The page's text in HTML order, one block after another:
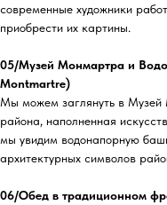
современные художники
приобрести их картины.
05/Музей Монмартра и
Montmartre)
Мы можем заглянуть в Музей
района, наполненная
мы увидим водонапорную
архитектурных символов
06/Обед в традиционном